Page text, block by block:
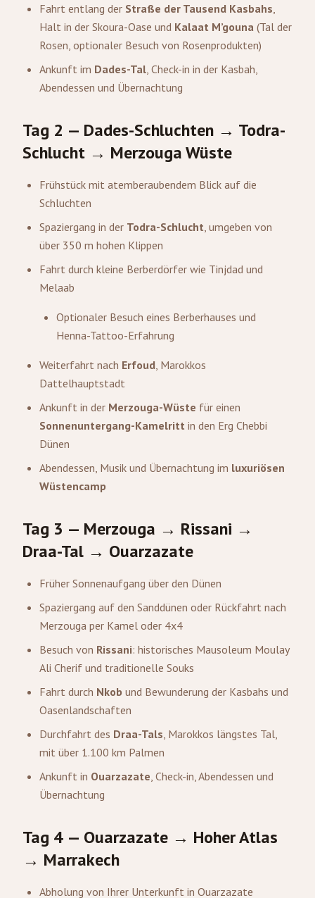
Fahrt entlang der Straße der Tausend Kasbahs,
Halt in der Skoura-Oase und Kalaat M’gouna (Tal der
Rosen, optionaler Besuch von Rosenprodukten)
Ankunft im Dades-Tal, Check-in in der Kasbah,
Abendessen und Übernachtung
Tag 2 — Dades-Schluchten → Todra-
Schlucht → Merzouga Wüste
Frühstück mit atemberaubendem Blick auf die
Schluchten
Spaziergang in der Todra-Schlucht, umgeben von
über 350 m hohen Klippen
Fahrt durch kleine Berberdörfer wie Tinjdad und
Melaab
Optionaler Besuch eines Berberhauses und
Henna-Tattoo-Erfahrung
Weiterfahrt nach Erfoud, Marokkos
Dattelhauptstadt
Ankunft in der Merzouga-Wüste für einen
Sonnenuntergang-Kamelritt in den Erg Chebbi
Dünen
Abendessen, Musik und Übernachtung im luxuriösen
Wüstencamp
Tag 3 — Merzouga → Rissani →
Draa-Tal → Ouarzazate
Früher Sonnenaufgang über den Dünen
Spaziergang auf den Sanddünen oder Rückfahrt nach
Merzouga per Kamel oder 4x4
Besuch von Rissani: historisches Mausoleum Moulay
Ali Cherif und traditionelle Souks
Fahrt durch Nkob und Bewunderung der Kasbahs und
Oasenlandschaften
Durchfahrt des Draa-Tals, Marokkos längstes Tal,
mit über 1.100 km Palmen
Ankunft in Ouarzazate, Check-in, Abendessen und
Übernachtung
Tag 4 — Ouarzazate → Hoher Atlas
→ Marrakech
Abholung von Ihrer Unterkunft in Ouarzazate